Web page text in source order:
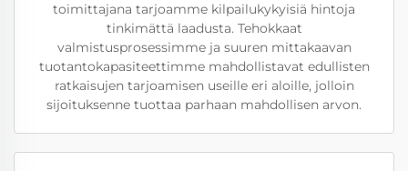
toimittajana tarjoamme kilpailukykyisiä hintoja
tinkimättä laadusta. Tehokkaat
valmistusprosessimme ja suuren mittakaavan
tuotantokapasiteettimme mahdollistavat edullisten
ratkaisujen tarjoamisen useille eri aloille, jolloin
sijoituksenne tuottaa parhaan mahdollisen arvon.